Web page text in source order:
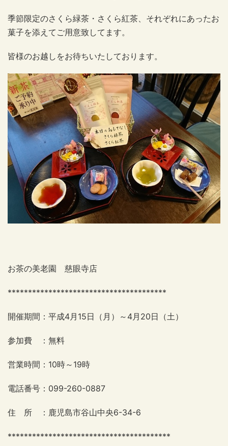
季節限定のさくら緑茶・さくら紅茶、それぞれにあったお
菓子を添えてご用意致してます。
皆様のお越しをお待ちいたしております。
お茶の美老園 慈眼寺店
***************************************
開催期間：平成4月15日（月）～4月20日（土）
参加費 ：無料
営業時間：10時～19時
電話番号：099-260-0887
住 所 ：鹿児島市谷山中央6-34-6
****************************************